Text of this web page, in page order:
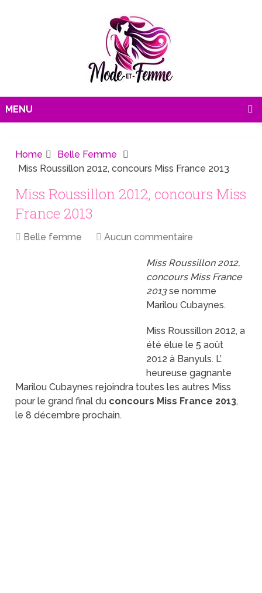
MENU
Home
Belle Femme
Miss Roussillon 2012, concours Miss France 2013
Miss Roussillon 2012, concours Miss
France 2013
Belle femme Aucun commentaire
Miss Roussillon 2012,
concours Miss France
2013se nomme
Marilou Cubaynes.
Miss Roussillon 2012, a
été élue le 5 août
2012 à Banyuls. L’
heureuse gagnante
Marilou Cubaynes rejoindra toutes les autres Miss
pour le grand final du concours Miss France 2013,
le 8 décembre prochain.